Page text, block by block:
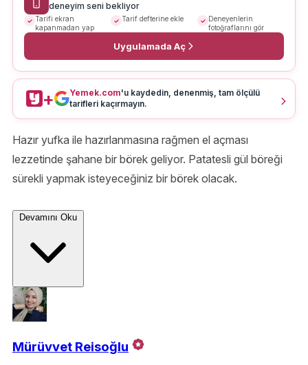
deneyim seni bekliyor
Tarifi ekran
kapanmadan yap
Tarif defterine ekle
Deneyenlerin
fotoğraflarını gör
Uygulamada Aç
+ Yemek.com'u kaydedin, denenmiş, tam ölçülü
tarifleri kaçırmayın.
Hazır yufka ile hazırlanmasına rağmen el açması
lezzetinde şahane bir börek geliyor. Patatesli gül böreği
sürekli yapmak isteyeceğiniz bir börek olacak.
Devamını Oku
Mürüvvet Reisoğlu